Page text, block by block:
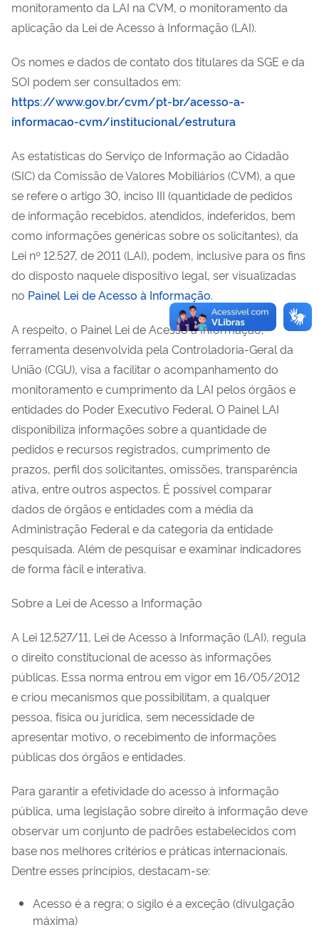
monitoramento da LAI na CVM, o monitoramento da
aplicação da Lei de Acesso à Informação (LAI).
Os nomes e dados de contato dos titulares da SGE e da
SOI podem ser consultados em:
https://www.gov.br/cvm/pt-br/acesso-a-
informacao-cvm/institucional/estrutura
As estatísticas do Serviço de Informação ao Cidadão
(SIC) da Comissão de Valores Mobiliários (CVM), a que
se refere o artigo 30, inciso III (quantidade de pedidos
de informação recebidos, atendidos, indeferidos, bem
como informações genéricas sobre os solicitantes), da
Lei nº 12.527, de 2011 (LAI), podem, inclusive para os fins
do disposto naquele dispositivo legal, ser visualizadas
no Painel Lei de Acesso à Informação.
A respeito, o Painel Lei de Acesso à Informação,
ferramenta desenvolvida pela Controladoria-Geral da
União (CGU), visa a facilitar o acompanhamento do
monitoramento e cumprimento da LAI pelos órgãos e
entidades do Poder Executivo Federal. O Painel LAI
disponibiliza informações sobre a quantidade de
pedidos e recursos registrados, cumprimento de
prazos, perfil dos solicitantes, omissões, transparência
ativa, entre outros aspectos. É possível comparar
dados de órgãos e entidades com a média da
Administração Federal e da categoria da entidade
pesquisada. Além de pesquisar e examinar indicadores
de forma fácil e interativa.
Sobre a Lei de Acesso a Informação
A Lei 12.527/11, Lei de Acesso à Informação (LAI), regula
o direito constitucional de acesso às informações
públicas. Essa norma entrou em vigor em 16/05/2012
e criou mecanismos que possibilitam, a qualquer
pessoa, física ou jurídica, sem necessidade de
apresentar motivo, o recebimento de informações
públicas dos órgãos e entidades.
Para garantir a efetividade do acesso à informação
pública, uma legislação sobre direito à informação deve
observar um conjunto de padrões estabelecidos com
base nos melhores critérios e práticas internacionais.
Dentre esses princípios, destacam-se:
Acesso é a regra; o sigilo é a exceção (divulgação
máxima)